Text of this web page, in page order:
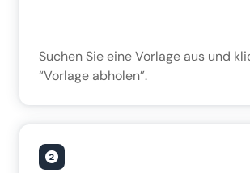
Suchen Sie eine Vorlage aus und
“Vorlage abholen”.